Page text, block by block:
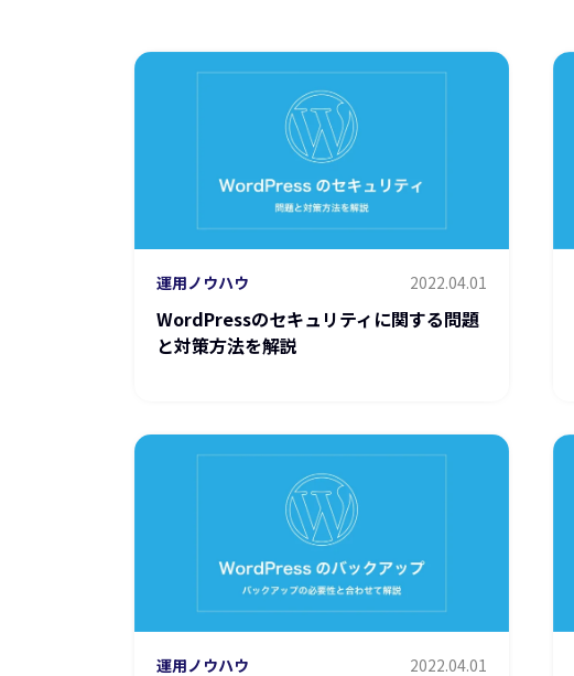
運用ノウハウ 2022.04.01
WordPressのセキュリティに関する問題
と対策方法を解説
運用ノウハウ 2022.04.01